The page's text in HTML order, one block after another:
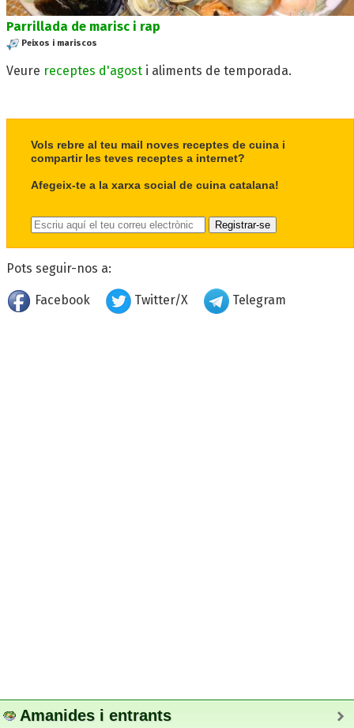
Parrillada de marisc i rap
Peixos i mariscos
Veure receptes d'agost i aliments de temporada.
Vols rebre al teu mail noves receptes de cuina i
compartir les teves receptes a internet?
Afegeix-te a la xarxa social de cuina catalana!
Pots seguir-nos a:
Facebook Twitter/X Telegram
Amanides i entrants